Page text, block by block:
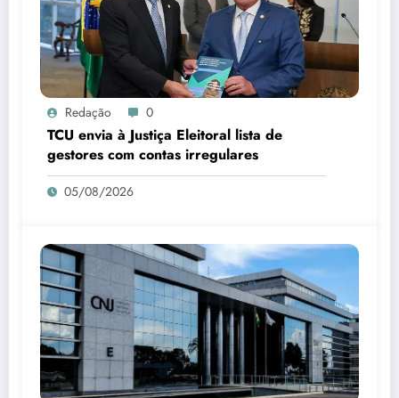
Redação 0
TCU envia à Justiça Eleitoral lista de
gestores com contas irregulares
05/08/2026